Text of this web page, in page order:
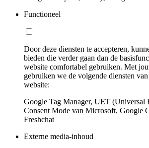
Functioneel
Door deze diensten te accepteren,
bieden die verder gaan dan de
website comfortabel gebruiken. Met
gebruiken we de volgende diensten
website:
Google Tag Manager, UET (Universal
Consent Mode van Microsoft, Google
Freshchat
Externe media-inhoud